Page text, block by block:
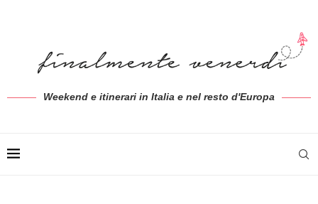
Weekend e itinerari in Italia e nel resto d'Europa